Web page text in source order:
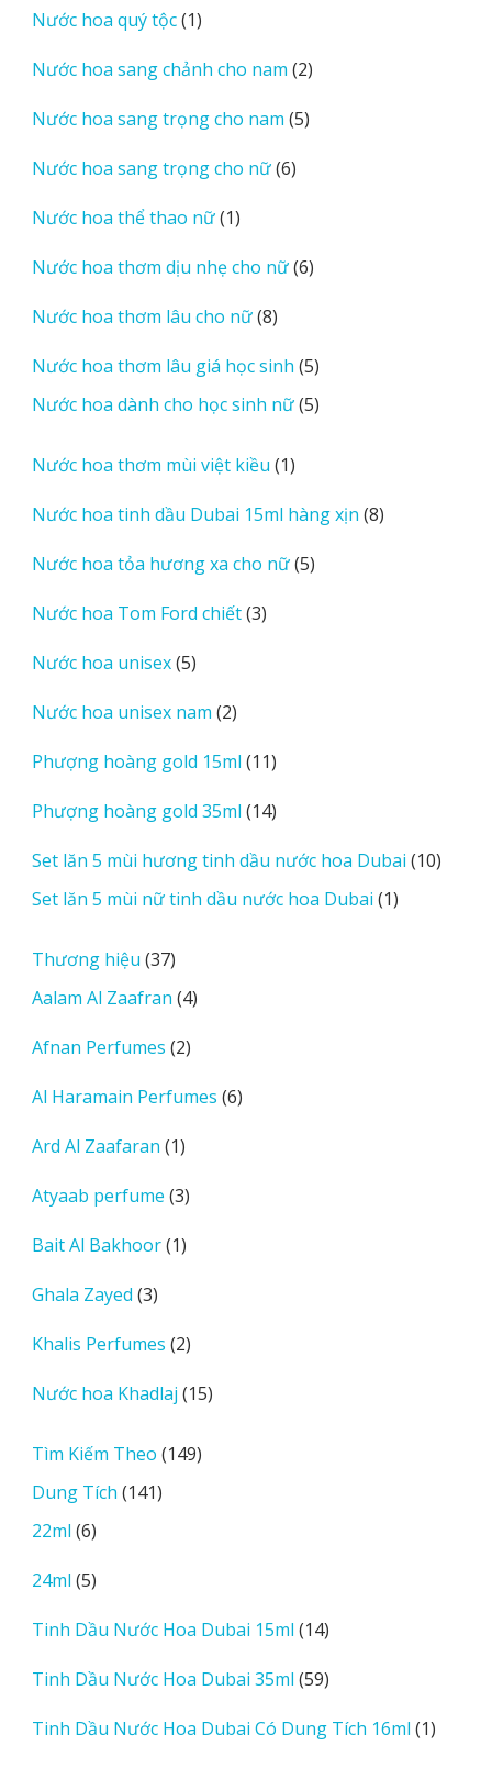
Nước hoa quý tộc 11
phẩm
Nước hoa sang chảnh cho nam 22
phẩm
Nước hoa sang trọng cho nam 55
Nước hoa sang trọng cho nữ 66
Nước hoa thể thao nữ 11
phẩm
Nước hoa thơm dịu nhẹ cho nữ 66
Nước hoa thơm lâu cho nữ 88
phẩm
Nước hoa thơm lâu giá học sinh 55
sản
phẩm
Nước hoa dành cho học sinh nữ 55
Nước hoa thơm mùi việt kiều 11
phẩm
Nước hoa tinh dầu Dubai 15ml hàng xịn 88
Nước hoa tỏa hương xa cho nữ 55
Nước hoa Tom Ford chiết 33
Nước hoa unisex 55
phẩm
Nước hoa unisex nam 22
phẩm
Phượng hoàng gold 15ml 1111
phẩm
Phượng hoàng gold 35ml 1414
phẩm
Set lăn 5 mùi hương tinh dầu nước hoa Dubai 1010
Set lăn 5 mùi nữ tinh dầu nước hoa Dubai 11
Thương hiệu 3737
sản
phẩm
Aalam Al Zaafran 44
Afnan Perfumes 22
phẩm
Al Haramain Perfumes 66
Ard Al Zaafaran 11
phẩm
Atyaab perfume 33
phẩm
Bait Al Bakhoor 11
Ghala Zayed 33
phẩm
Khalis Perfumes 22
phẩm
Nước hoa Khadlaj 1515
Tìm Kiếm Theo 149149
Dung Tích 141141
22ml 66
phẩm
24ml 55
phẩm
Tinh Dầu Nước Hoa Dubai 15ml 1414
phẩm
Tinh Dầu Nước Hoa Dubai 35ml 5959
phẩm
Tinh Dầu Nước Hoa Dubai Có Dung Tích 16ml 11